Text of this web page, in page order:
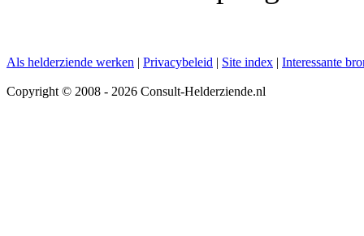
Als helderziende werken | Privacybeleid | Site index | Interessante
Copyright © 2008 - 2026 Consult-Helderziende.nl